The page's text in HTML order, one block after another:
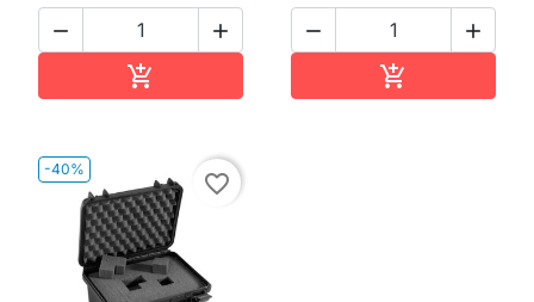
 

 

-40%
favorite_border